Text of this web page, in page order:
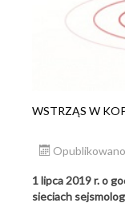
WSTRZĄS W
1 lipca 2019 r. o
sieciach